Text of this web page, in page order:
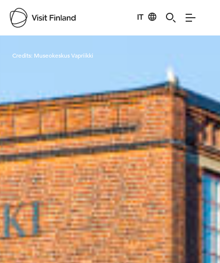
IT
Credits: Museokeskus Vapriikki